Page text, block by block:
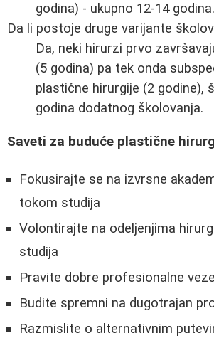
godina) - ukupno 12-14 godina.
Da li postoje druge varijante
Da, neki hirurzi prvo
(5 godina) pa tek onda
plastične hirurgije (2 godine),
godina dodatnog školovanja.
Saveti za buduće plastične
Fokusirajte se na izvrsne
tokom studija
Volontirajte na odeljenjima
studija
Pravite dobre profesionalne veze
Budite spremni na dugotrajan
Razmislite o alternativnim